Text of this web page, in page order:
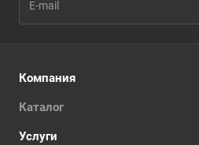
Компания
Каталог
Услуги